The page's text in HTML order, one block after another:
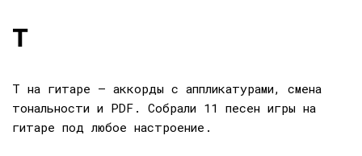
T
T на гитаре — аккорды с аппликатурами, смена
тональности и PDF. Собрали 11 песен игры на
гитаре под любое настроение.